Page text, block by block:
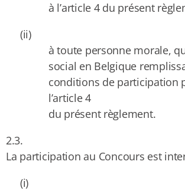
à l’article 4 du présent
(ii)
à toute personne morale,
social en Belgique
conditions de participation
l’article 4
du présent règlement.
2.3.
La participation au Concours est
(i)